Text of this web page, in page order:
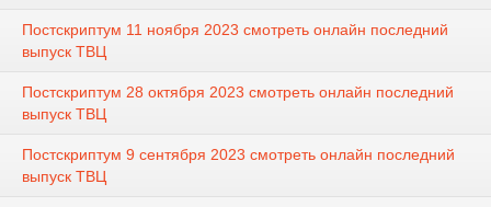
Постскриптум 11 ноября 2023 смотреть онлайн последний
выпуск ТВЦ
Постскриптум 28 октября 2023 смотреть онлайн последний
выпуск ТВЦ
Постскриптум 9 сентября 2023 смотреть онлайн последний
выпуск ТВЦ